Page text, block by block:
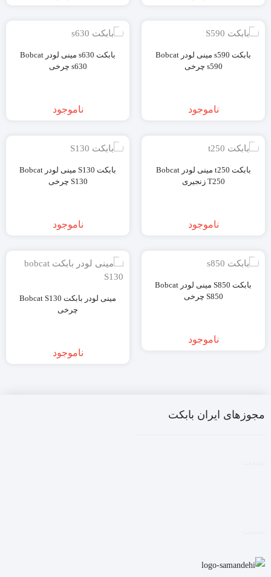
بابکت s590 مینی لودر Bobcat
s590 چرخی
ناموجود
بابکت s630 مینی لودر Bobcat
s630 چرخی
ناموجود
بابکت t250 مینی لودر Bobcat
T250 زنجیری
ناموجود
بابکت S130 مینی لودر Bobcat
S130 چرخی
ناموجود
بابکت S850 مینی لودر Bobcat
S850 چرخی
ناموجود
مینی لودر بابکت Bobcat S130
چرخی
ناموجود
مجوزهای ایران بابکت